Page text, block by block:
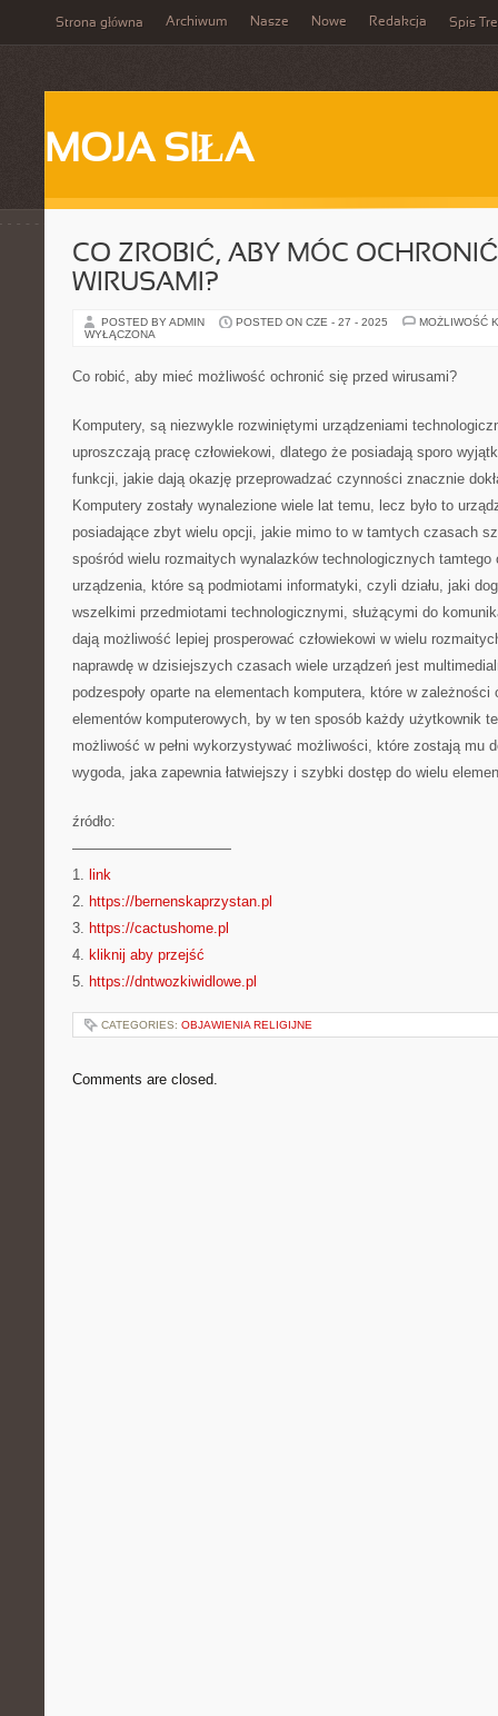
Strona główna Archiwum Nasze Nowe Redakcja Spis
MOJA SIŁA
CO ZROBIĆ, ABY MÓC
WIRUSAMI?
POSTED BY ADMIN POSTED ON CZE - 27 - 2025
MOŻLIWOŚĆ
WYŁĄCZONA
Co robić, aby mieć możliwość ochronić się przed wirusami?
Komputery, są niezwykle rozwiniętymi urządzeniami
uproszczają pracę człowiekowi, dlatego że posiadają sporo
funkcji, jakie dają okazję przeprowadzać czynności znacznie
Komputery zostały wynalezione wiele lat temu, lecz było to
posiadające zbyt wielu opcji, jakie mimo to w tamtych czasach
spośród wielu rozmaitych wynalazków technologicznych tamtego
urządzenia, które są podmiotami informatyki, czyli działu, jaki
wszelkimi przedmiotami technologicznymi, służącymi do
dają możliwość lepiej prosperować człowiekowi w wielu
naprawdę w dzisiejszych czasach wiele urządzeń jest
podzespoły oparte na elementach komputera, które w zależności
elementów komputerowych, by w ten sposób każdy użytkownik
możliwość w pełni wykorzystywać możliwości, które zostają mu
wygoda, jaka zapewnia łatwiejszy i szybki dostęp do wielu
źródło:
———————————
1. link
2. https://bernenskaprzystan.pl
3. https://cactushome.pl
4. kliknij aby przejść
5. https://dntwozkiwidlowe.pl
CATEGORIES: OBJAWIENIA RELIGIJNE
Comments are closed.